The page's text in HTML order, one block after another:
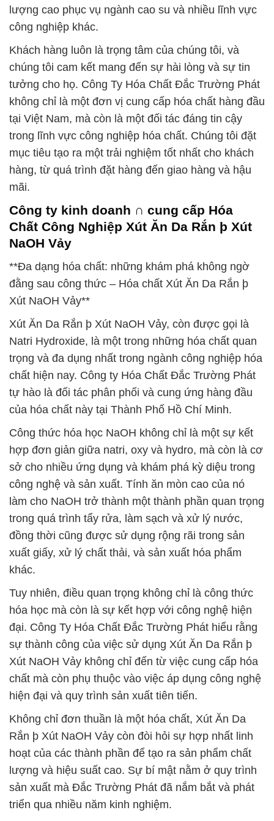
lượng cao phục vụ ngành cao su và nhiều lĩnh vực
công nghiệp khác.
Khách hàng luôn là trọng tâm của chúng tôi, và
chúng tôi cam kết mang đến sự hài lòng và sự tin
tưởng cho họ. Công Ty Hóa Chất Đắc Trường Phát
không chỉ là một đơn vị cung cấp hóa chất hàng đầu
tại Việt Nam, mà còn là một đối tác đáng tin cậy
trong lĩnh vực công nghiệp hóa chất. Chúng tôi đặt
mục tiêu tạo ra một trải nghiệm tốt nhất cho khách
hàng, từ quá trình đặt hàng đến giao hàng và hậu
mãi.
Công ty kinh doanh ∩ cung cấp Hóa
Chất Công Nghiệp Xút Ăn Da Rắn þ Xút
NaOH Vảy
**Đa dạng hóa chất: những khám phá không ngờ
đằng sau công thức – Hóa chất Xút Ăn Da Rắn þ
Xút NaOH Vảy**
Xút Ăn Da Rắn þ Xút NaOH Vảy, còn được gọi là
Natri Hydroxide, là một trong những hóa chất quan
trọng và đa dụng nhất trong ngành công nghiệp hóa
chất hiện nay. Công ty Hóa Chất Đắc Trường Phát
tự hào là đối tác phân phối và cung ứng hàng đầu
của hóa chất này tại Thành Phố Hồ Chí Minh.
Công thức hóa học NaOH không chỉ là một sự kết
hợp đơn giản giữa natri, oxy và hydro, mà còn là cơ
sở cho nhiều ứng dụng và khám phá kỳ diệu trong
công nghệ và sản xuất. Tính ăn mòn cao của nó
làm cho NaOH trở thành một thành phần quan trọng
trong quá trình tẩy rửa, làm sạch và xử lý nước,
đồng thời cũng được sử dụng rộng rãi trong sản
xuất giấy, xử lý chất thải, và sản xuất hóa phẩm
khác.
Tuy nhiên, điều quan trọng không chỉ là công thức
hóa học mà còn là sự kết hợp với công nghệ hiện
đại. Công Ty Hóa Chất Đắc Trường Phát hiểu rằng
sự thành công của việc sử dụng Xút Ăn Da Rắn þ
Xút NaOH Vảy không chỉ đến từ việc cung cấp hóa
chất mà còn phụ thuộc vào việc áp dụng công nghệ
hiện đại và quy trình sản xuất tiên tiến.
Không chỉ đơn thuần là một hóa chất, Xút Ăn Da
Rắn þ Xút NaOH Vảy còn đòi hỏi sự hợp nhất linh
hoạt của các thành phần để tạo ra sản phẩm chất
lượng và hiệu suất cao. Sự bí mật nằm ở quy trình
sản xuất mà Đắc Trường Phát đã nắm bắt và phát
triển qua nhiều năm kinh nghiệm.